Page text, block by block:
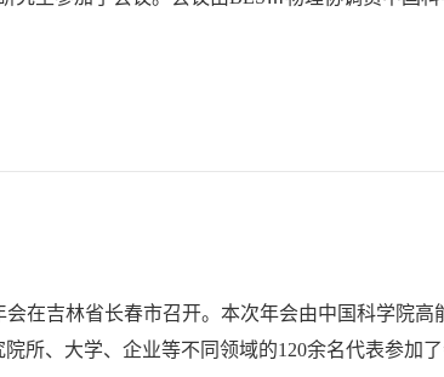
在吉林省长春市召开。本次年会由中国科学院高
所、大学、企业等不同领域的120余名代表参加了